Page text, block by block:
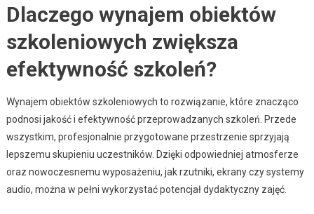
Dlaczego wynajem obiektów
szkoleniowych zwiększa
efektywność szkoleń?
Wynajem obiektów szkoleniowych to rozwiązanie, które znacząco
podnosi jakość i efektywność przeprowadzanych szkoleń. Przede
wszystkim, profesjonalnie przygotowane przestrzenie sprzyjają
lepszemu skupieniu uczestników. Dzięki odpowiedniej atmosferze
oraz nowoczesnemu wyposażeniu, jak rzutniki, ekrany czy systemy
audio, można w pełni wykorzystać potencjał dydaktyczny zajęć.